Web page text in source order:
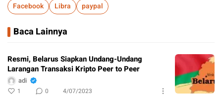
Facebook Libra paypal
Baca Lainnya
Resmi, Belarus Siapkan Undang-Undang
Larangan Transaksi Kripto Peer to Peer
adi
1 0 4/07/2023